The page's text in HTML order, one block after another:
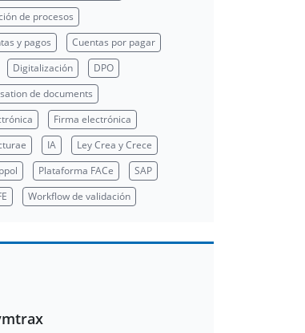
de procesos
y pagos
Cuentas por pagar
Digitalización
DPO
de documents
Firma electrónica
IA
Ley Crea y Crece
Plataforma FACe
SAP
Workflow de validación